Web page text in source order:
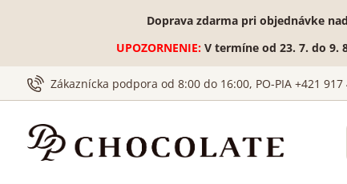
Doprava zdarma pri objednávke
UPOZORNENIE:V termíne od 23. 7. do 9.
Zákaznícka podpora od 8:00 do 16:00, PO-PIA +421 917